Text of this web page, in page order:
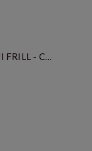
Konges Slojd - Body niemowlęce SUI FRILL - CHERRY